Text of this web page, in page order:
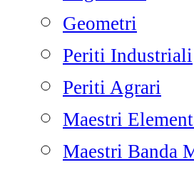
Geometri
Periti Industriali
Periti Agrari
Maestri
Maestri Banda